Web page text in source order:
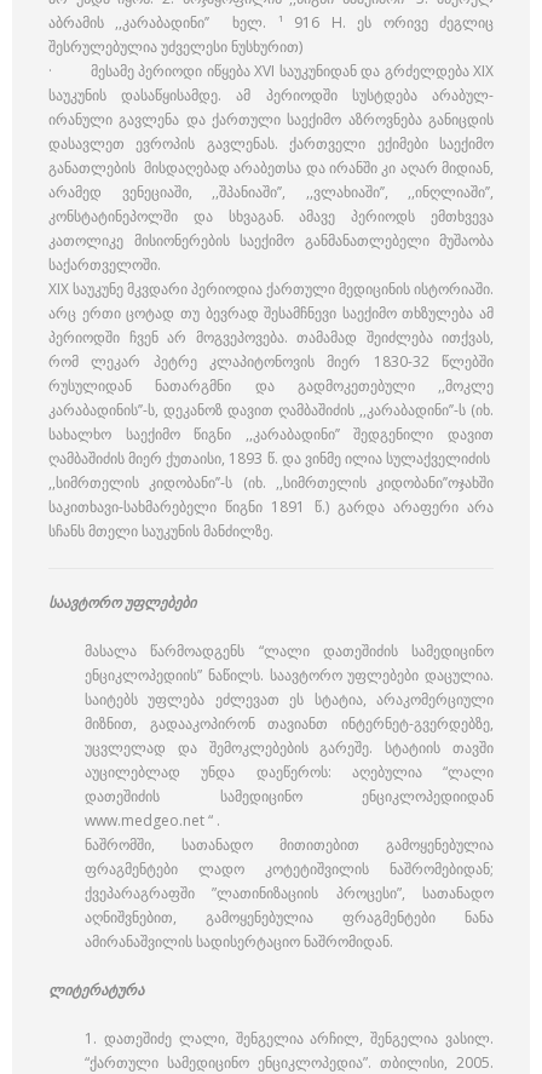
აბრამის ,,კარაბადინი’’ ხელ. ¹ 916 H. ეს ორივე ძეგლიც
შესრულებულია უძველესი ნუსხურით)
· მესამე პერიოდი იწყება XVI საუკუნიდან და გრძელდება XIX
საუკუნის დასაწყისამდე. ამ პერიოდში სუსტდება არაბულ-
ირანული გავლენა და ქართული საექიმო აზროვნება განიცდის
დასავლეთ ევროპის გავლენას. ქართველი ექიმები საექიმო
განათლების მისდაღებად არაბეთსა და ირანში კი აღარ მიდიან,
არამედ ვენეციაში, ,,შპანიაში’’, ,,ვლახიაში’’, ,,ინღლიაში’’,
კონსტატინეპოლში და სხვაგან. ამავე პერიოდს ემთხვევა
კათოლიკე მისიონერების საექიმო განმანათლებელი მუშაობა
საქართველოში.
XIX საუკუნე მკვდარი პერიოდია ქართული მედიცინის ისტორიაში.
არც ერთი ცოტად თუ ბევრად შესამჩნევი საექიმო თხზულება ამ
პერიოდში ჩვენ არ მოგვეპოვება. თამამად შეიძლება ითქვას,
რომ ლეკარ პეტრე კლაპიტონოვის მიერ 1830-32 წლებში
რუსულიდან ნათარგმნი და გადმოკეთებული ,,მოკლე
კარაბადინის’’-ს, დეკანოზ დავით ღამბაშიძის ,,კარაბადინი’’-ს (იხ.
სახალხო საექიმო წიგნი ,,კარაბადინი’’ შედგენილი დავით
ღამბაშიძის მიერ ქუთაისი, 1893 წ. და ვინმე ილია სულაქველიძის
,,სიმრთელის კიდობანი’’-ს (იხ. ,,სიმრთელის კიდობანი’’ოჯახში
საკითხავი-სახმარებელი წიგნი 1891 წ.) გარდა არაფერი არა
სჩანს მთელი საუკუნის მანძილზე.
საავტორო უფლებები
მასალა წარმოადგენს “ლალი დათეშიძის სამედიცინო
ენციკლოპედიის” ნაწილს. საავტორო უფლებები დაცულია.
საიტებს უფლება ეძლევათ ეს სტატია, არაკომერციული
მიზნით, გადააკოპირონ თავიანთ ინტერნეტ-გვერდებზე,
უცვლელად და შემოკლებების გარეშე. სტატიის თავში
აუცილებლად უნდა დაეწეროს: აღებულია “ლალი
დათეშიძის სამედიცინო ენციკლოპედიიდან
www.medgeo.net “ .
ნაშრომში, სათანადო მითითებით გამოყენებულია
ფრაგმენტები ლადო კოტეტიშვილის ნაშრომებიდან;
ქვეპარაგრაფში ”ლათინიზაციის პროცესი”, სათანადო
აღნიშვნებით, გამოყენებულია ფრაგმენტები ნანა
ამირანაშვილის სადისერტაციო ნაშრომიდან.
ლიტერატურა
1. დათეშიძე ლალი, შენგელია არჩილ, შენგელია ვასილ.
“ქართული სამედიცინო ენციკლოპედია”. თბილისი, 2005.